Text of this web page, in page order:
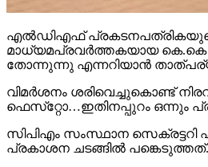
എല്‍ഡിഎഫ് പ്രകടനപത്രികയുടെ
മാധ്യമപ്രവര്‍ത്തകയായ കെ.കെ
തോന്നുന്നു എന്നറിയാന്‍
വിമര്‍ശനം ശരിവെച്ചുകൊണ്ട്
ഫെസ്‌റ്റോ…ഇതിനപ്പുറം ഒന്നും
സിപിഎം സംസ്ഥാന
പ്രകാശന ചടങ്ങില്‍ പങ്കെടുത്തത്.